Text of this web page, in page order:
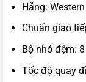
Hãng: Western
Chuẩn giao
Bộ nhớ đệm:
Tốc độ quay